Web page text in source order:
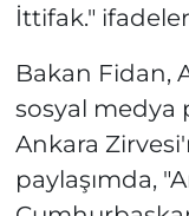
İttifak."
Bakan Fidan,
sosyal medya
Ankara
paylaşımda,